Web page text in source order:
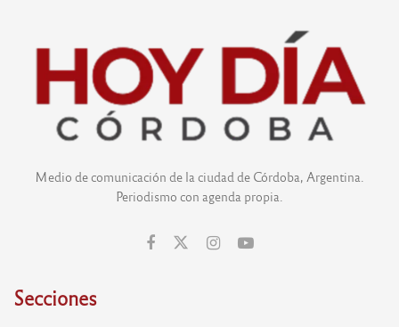
Medio de comunicación de la ciudad de Córdoba, Argentina.
Periodismo con agenda propia.
Secciones